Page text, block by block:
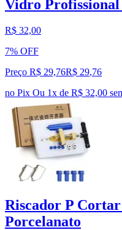
Vidro Profissional
R$ 32,00
7% OFF
Preço R$ 29,76R$ 29,76
no Pix Ou 1x de R$ 32,00
Riscador P
Porcelanato